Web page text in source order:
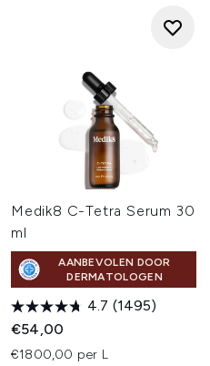
Medik8 C-Tetra Serum 30
ml
AANBEVOLEN DOOR
DERMATOLOGEN
4.7 (1495)
€54,00
€1800,00 per L